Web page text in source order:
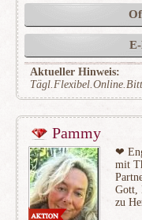
Aktueller Hinweis:
Pammy
❤
mit
Gott,
zu